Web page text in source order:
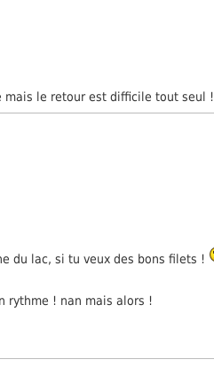
mais le retour est difficile tout seul !
du lac, si tu veux des bons filets !
rythme ! nan mais alors !